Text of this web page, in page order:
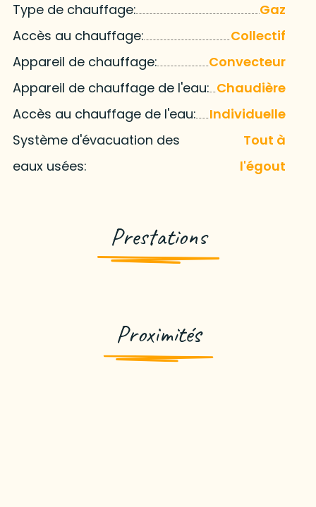
Type de chauffage:
Gaz
Accès au chauffage:
Collectif
Appareil de chauffage:
Convecteur
Appareil de chauffage de l'eau: Chaudière
Accès au chauffage de l'eau:
Individuelle
Système d'évacuation des
eaux usées:
Tout à
l'égout
Prestations
Proximités